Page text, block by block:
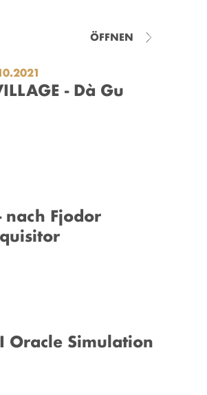
ÖFFNEN
- Dà Gu
- nach Fjodor
Oracle Simulation